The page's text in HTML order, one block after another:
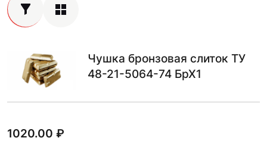
Чушка бронзовая слиток ТУ
48-21-5064-74 БрХ1
1020.00 ₽